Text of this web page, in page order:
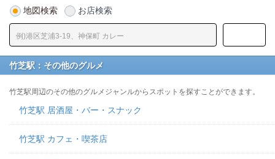
地図検索 お店検索
竹芝駅：その他のグルメ
竹芝駅周辺のその他のグルメジャンルからスポットを探すことができます。
竹芝駅 居酒屋・バー・スナック
竹芝駅 カフェ・喫茶店